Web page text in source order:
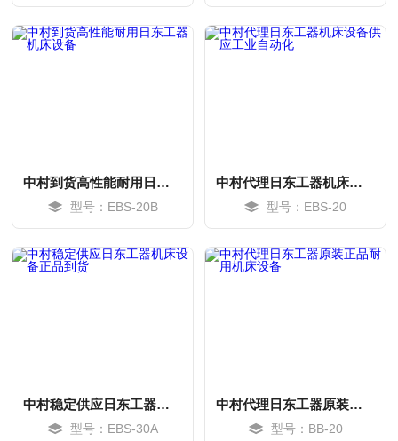
中村到货高性能耐用日东工器机床设备
型号：EBS-20B
中村代理日东工器机床设备供应工业自动化
型号：EBS-20
中村稳定供应日东工器机床设备正品到货
型号：EBS-30A
中村代理日东工器原装正品耐用机床设备
型号：BB-20